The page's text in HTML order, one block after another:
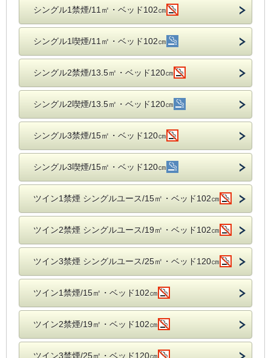
シングル1禁煙/11㎡・ベッド102㎝
シングル1喫煙/11㎡・ベッド102㎝
シングル2禁煙/13.5㎡・ベッド120㎝
シングル2喫煙/13.5㎡・ベッド120㎝
シングル3禁煙/15㎡・ベッド120㎝
シングル3喫煙/15㎡・ベッド120㎝
ツイン1禁煙 シングルユース/15㎡・ベッド102㎝
ツイン2禁煙 シングルユース/19㎡・ベッド102㎝
ツイン3禁煙 シングルユース/25㎡・ベッド120㎝
ツイン1禁煙/15㎡・ベッド102㎝
ツイン2禁煙/19㎡・ベッド102㎝
ツイン3禁煙/25㎡・ベッド120㎝